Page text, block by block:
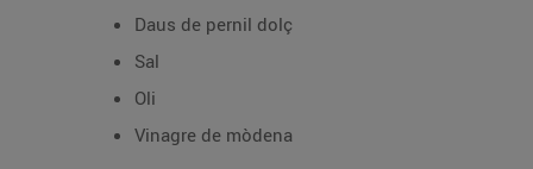
Daus de pernil dolç
Sal
Oli
Vinagre de mòdena